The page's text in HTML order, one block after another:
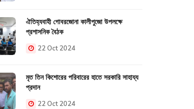
ঐতিহ্যবাহী গোবরজোনা কালীপুজো উপলক্ষে
প্রশাসনিক বৈঠক
22 Oct 2024
মৃত তিন কিশোরের পরিবারের হাতে সরকারি সাহায্য
প্রদান
22 Oct 2024